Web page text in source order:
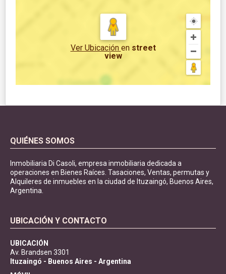
Ver Ubicación en street
view
QUIÉNES SOMOS
Inmobiliaria Di Casoli, empresa inmobiliaria dedicada a
operaciones en Bienes Raíces. Tasaciones, Ventas, permutas y
Alquileres de inmuebles en la ciudad de Ituzaingó, Buenos Aires,
Argentina.
UBICACIÓN Y CONTACTO
UBICACIÓN
Av. Brandsen 3301
Ituzaingó - Buenos Aires - Argentina